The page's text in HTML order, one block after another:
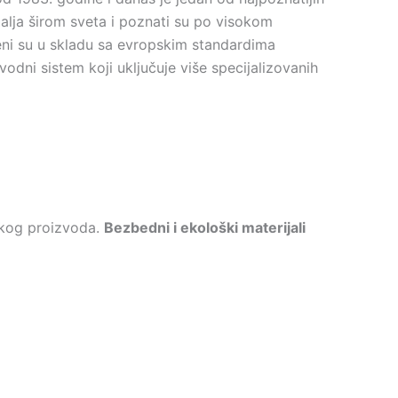
širom sveta i poznati su po visokom
su u skladu sa evropskim standardima
sistem koji uključuje više specijalizovanih
proizvoda. Bezbedni i ekološki materijali